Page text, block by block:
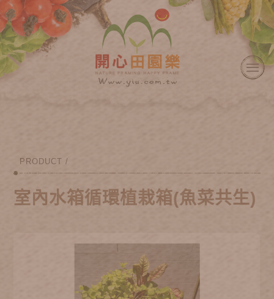
PRODUCT /
室內水箱循環植栽箱(魚菜共生)